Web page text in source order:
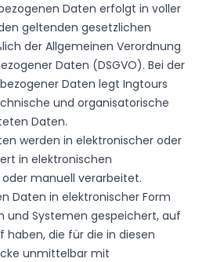
Daten erfolgt in voller
geltenden gesetzlichen
der Allgemeinen Verordnung
Daten (DSGVO). Bei der
Daten legt Ingtours
und organisatorische
Daten.
werden in elektronischer oder
in elektronischen
manuell verarbeitet.
Daten in elektronischer Form
und Systemen gespeichert, auf
haben, die für die in diesen
unmittelbar mit